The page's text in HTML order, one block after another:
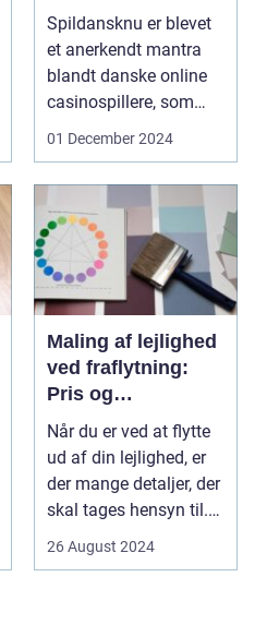
Underholdende
Online Casinoer
Spildansknu er blevet
et anerkendt mantra
blandt danske online
casinospillere, som
søger unde...
01 December 2024
Maling af lejlighed
ved fraflytning:
Pris og
overvejelser
Når du er ved at flytte
ud af din lejlighed, er
der mange detaljer, der
skal tages hensyn til.
En af...
26 August 2024